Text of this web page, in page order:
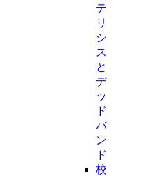
テ
リ
シ
ス
と
デ
ッ
ド
バ
ン
ド
校